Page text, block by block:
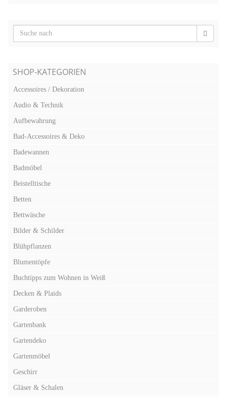
SHOP-KATEGORIEN
Accessoires / Dekoration
Audio & Technik
Aufbewahrung
Bad-Accessoires & Deko
Badewannen
Badmöbel
Beistelltische
Betten
Bettwäsche
Bilder & Schilder
Blühpflanzen
Blumentöpfe
Buchtipps zum Wohnen in Weiß
Decken & Plaids
Garderoben
Gartenbank
Gartendeko
Gartenmöbel
Geschirr
Gläser & Schalen